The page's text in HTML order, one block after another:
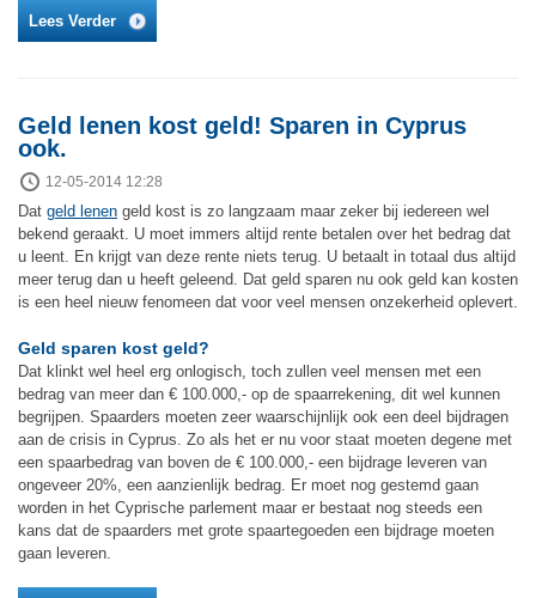
Lees Verder
Geld lenen kost geld! Sparen in Cyprus
ook.
12-05-2014 12:28
Dat geld lenen geld kost is zo langzaam maar zeker bij iedereen wel
bekend geraakt. U moet immers altijd rente betalen over het bedrag dat
u leent. En krijgt van deze rente niets terug. U betaalt in totaal dus altijd
meer terug dan u heeft geleend. Dat geld sparen nu ook geld kan kosten
is een heel nieuw fenomeen dat voor veel mensen onzekerheid oplevert.
Geld sparen kost geld?
Dat klinkt wel heel erg onlogisch, toch zullen veel mensen met een
bedrag van meer dan € 100.000,- op de spaarrekening, dit wel kunnen
begrijpen. Spaarders moeten zeer waarschijnlijk ook een deel bijdragen
aan de crisis in Cyprus. Zo als het er nu voor staat moeten degene met
een spaarbedrag van boven de € 100.000,- een bijdrage leveren van
ongeveer 20%, een aanzienlijk bedrag. Er moet nog gestemd gaan
worden in het Cyprische parlement maar er bestaat nog steeds een
kans dat de spaarders met grote spaartegoeden een bijdrage moeten
gaan leveren.